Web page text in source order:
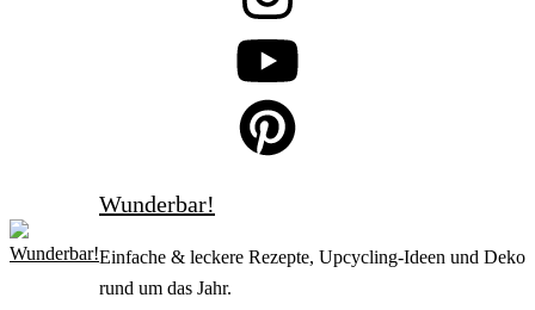
Wunderbar!
Einfache & leckere Rezepte, Upcycling-Ideen und Deko
rund um das Jahr.